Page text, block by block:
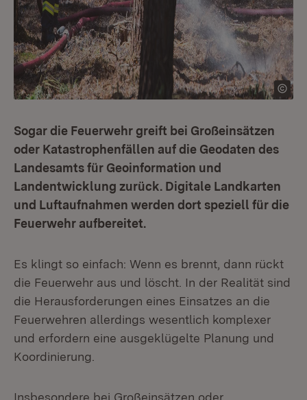
Sogar die Feuerwehr greift bei Großeinsätzen
oder Katastrophenfällen auf die Geodaten des
Landesamts für Geoinformation und
Landentwicklung zurück. Digitale Landkarten
und Luftaufnahmen werden dort speziell für die
Feuerwehr aufbereitet.
Es klingt so einfach: Wenn es brennt, dann rückt
die Feuerwehr aus und löscht. In der Realität sind
die Herausforderungen eines Einsatzes an die
Feuerwehren allerdings wesentlich komplexer
und erfordern eine ausgeklügelte Planung und
Koordinierung.
Insbesondere bei Großeinsätzen oder